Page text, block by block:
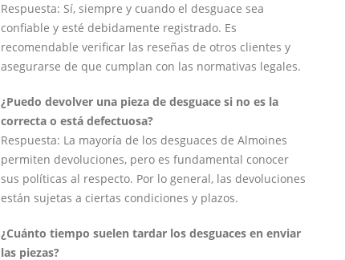
Respuesta: Sí, siempre y cuando el desguace sea
confiable y esté debidamente registrado. Es
recomendable verificar las reseñas de otros clientes y
asegurarse de que cumplan con las normativas legales.
¿Puedo devolver una pieza de desguace si no es la
correcta o está defectuosa?
Respuesta: La mayoría de los desguaces de Almoines
permiten devoluciones, pero es fundamental conocer
sus políticas al respecto. Por lo general, las devoluciones
están sujetas a ciertas condiciones y plazos.
¿Cuánto tiempo suelen tardar los desguaces en enviar
las piezas?